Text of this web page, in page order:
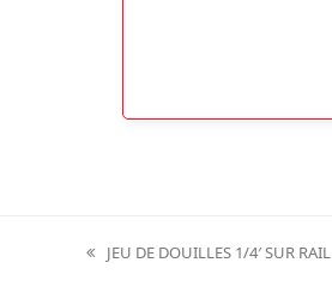
previous
JEU DE DOUILLES 1/4′ SUR RAIL